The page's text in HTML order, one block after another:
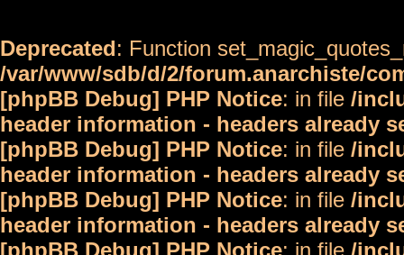
Deprecated: Function
/var/www/sdb/d/2/forum.anarchiste/
[phpBB Debug] PHP Notice: in file /
header information - headers already
[phpBB Debug] PHP Notice: in file /
header information - headers already
[phpBB Debug] PHP Notice: in file /
header information - headers already
[phpBB Debug] PHP Notice: in file /